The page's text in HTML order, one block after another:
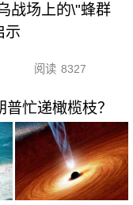
战场上的\"蜂群
示
阅读 8327
忙递橄榄枝？